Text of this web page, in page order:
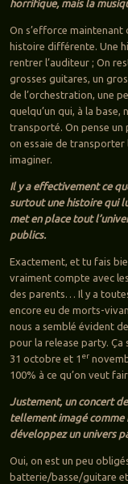
horrifique, mais la
On s’efforce maintenant
histoire différente. Une
rentrer l’auditeur ; On
grosses guitares, un
de l’orchestration, une
quelqu’un qui, à la
transporté. On pense un
on essaie de transporter
imaginer.
Il y a effectivement ce
surtout une histoire qui
met en place tout
publics.
Exactement, et tu fais
vraiment compte avec
des parents… Il y a
encore eu de morts-
nous a semblé évident
pour la release party. Ça
31 octobre et 1 er
100% à ce qu’on veut
Justement, un concert
tellement imagé comme
développez un univers
Oui, on est un peu
batterie/basse/guitare et